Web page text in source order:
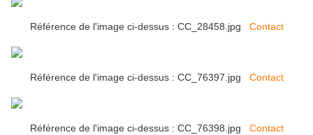
Référence de l'image ci-dessus : CC_28458.jpg Contact
Référence de l'image ci-dessus : CC_76397.jpg Contact
Référence de l'image ci-dessus : CC_76398.jpg Contact